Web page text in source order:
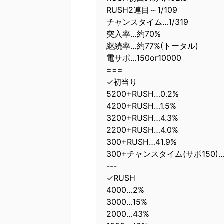
RUSH2連目～1/109
チャンスタイム…1/319
突入率…約70%
継続率…約77%(トータル)
電サポ…150or10000
===
✓初当り
5200+RUSH…0.2%
4200+RUSH…1.5%
3200+RUSH…4.3%
2200+RUSH…4.0%
300+RUSH…41.9%
300+チャンスタイム(サポ
---
✓RUSH
4000…2%
3000…15%
2000…43%